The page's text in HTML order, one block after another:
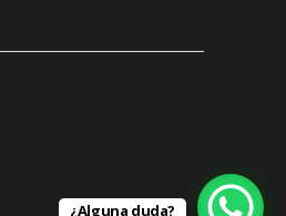
¿Alguna duda?